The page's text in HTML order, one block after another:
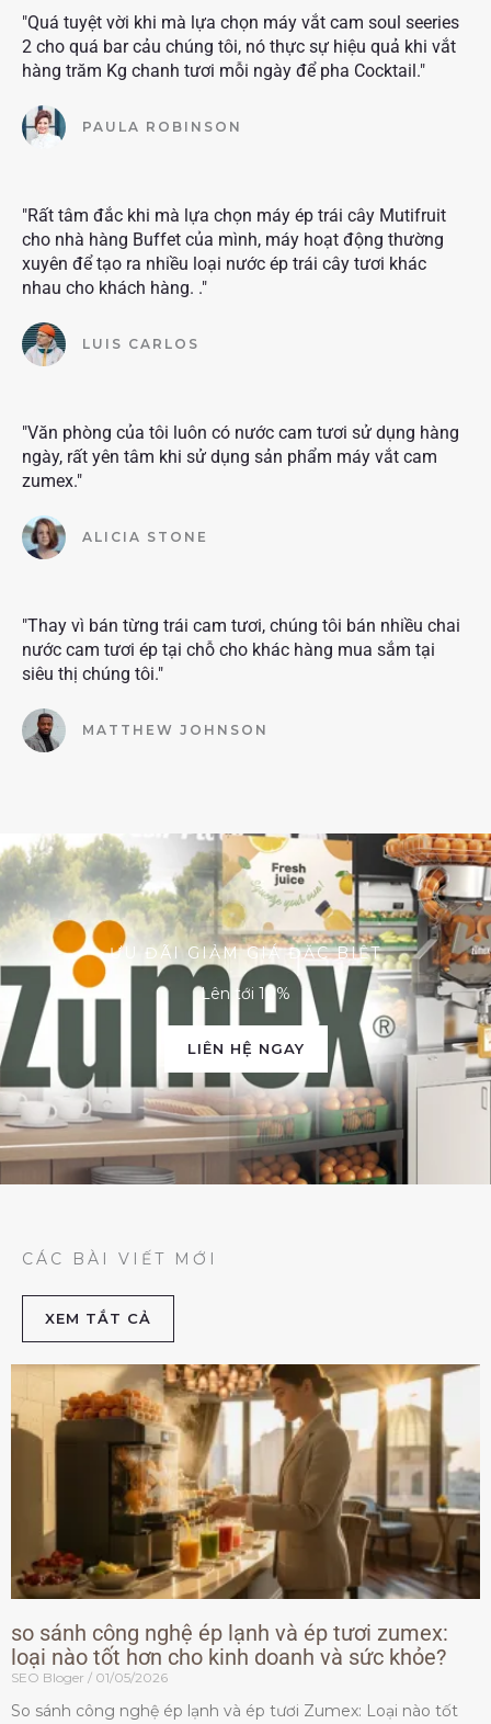
"Quá tuyệt vời khi mà lựa chọn máy vắt cam soul seeries
2 cho quá bar cảu chúng tôi, nó thực sự hiệu quả khi vắt
hàng trăm Kg chanh tươi mỗi ngày để pha Cocktail."
PAULA ROBINSON
"Rất tâm đắc khi mà lựa chọn máy ép trái cây Mutifruit
cho nhà hàng Buffet của mình, máy hoạt động thường
xuyên để tạo ra nhiều loại nước ép trái cây tươi khác
nhau cho khách hàng. ."
LUIS CARLOS
"Văn phòng của tôi luôn có nước cam tươi sử dụng hàng
ngày, rất yên tâm khi sử dụng sản phẩm máy vắt cam
zumex."
ALICIA STONE
"Thay vì bán từng trái cam tươi, chúng tôi bán nhiều chai
nước cam tươi ép tại chỗ cho khác hàng mua sắm tại
siêu thị chúng tôi."
MATTHEW JOHNSON
ƯU ĐÃI GIẢM GIÁ ĐẶC BIỆT
Lên tới 10%
LIÊN HỆ NGAY
CÁC BÀI VIẾT MỚI
XEM TẮT CẢ
so sánh công nghệ ép lạnh và ép tươi zumex:
loại nào tốt hơn cho kinh doanh và sức khỏe?
SEO Bloger 01/05/2026
So sánh công nghệ ép lạnh và ép tươi Zumex: Loại nào tốt